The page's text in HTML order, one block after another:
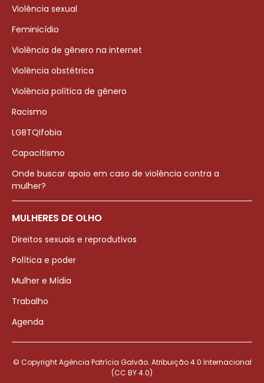
Violência sexual
Feminicídio
Violência de gênero na internet
Violência obstétrica
Violência política de gênero
Racismo
LGBTQIfobia
Capacitismo
Onde buscar apoio em caso de violência contra a
mulher?
MULHERES DE OLHO
Direitos sexuais e reprodutivos
Política e poder
Mulher e Mídia
Trabalho
Agenda
© Copyright Agência Patrícia Galvão. Atribuição 4.0 Internacional
(CC BY 4.0)